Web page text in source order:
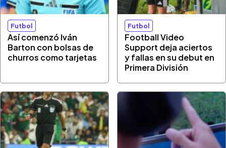
Futbol
Así comenzó Iván
Barton con bolsas de
churros como tarjetas
Futbol
Football Video
Support deja aciertos
y fallas en su debut en
Primera División